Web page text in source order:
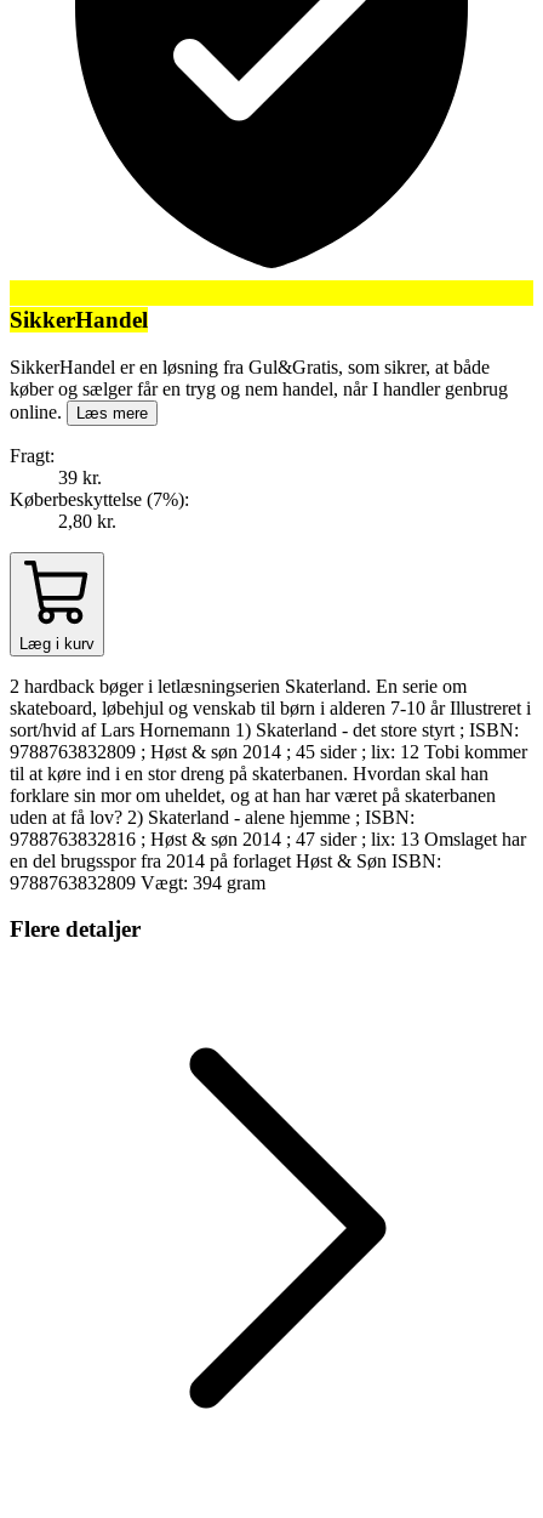
SikkerHandel
SikkerHandel er en løsning fra Gul&Gratis, som sikrer, at både
køber og sælger får en tryg og nem handel, når I handler genbrug
online.
Læs mere
Fragt:
39 kr.
Køberbeskyttelse (7%):
2,80 kr.
Læg i kurv
2 hardback bøger i letlæsningserien Skaterland. En serie om
skateboard, løbehjul og venskab til børn i alderen 7-10 år Illustreret i
sort/hvid af Lars Hornemann 1) Skaterland - det store styrt ; ISBN:
9788763832809 ; Høst & søn 2014 ; 45 sider ; lix: 12 Tobi kommer
til at køre ind i en stor dreng på skaterbanen. Hvordan skal han
forklare sin mor om uheldet, og at han har været på skaterbanen
uden at få lov? 2) Skaterland - alene hjemme ; ISBN:
9788763832816 ; Høst & søn 2014 ; 47 sider ; lix: 13 Omslaget har
en del brugsspor fra 2014 på forlaget Høst & Søn ISBN:
9788763832809 Vægt: 394 gram
Flere detaljer